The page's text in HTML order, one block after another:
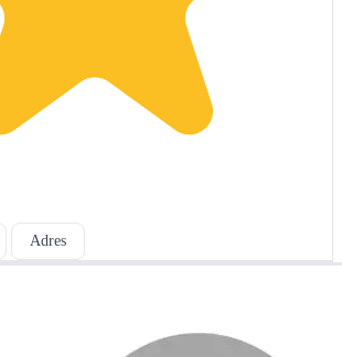
Adres